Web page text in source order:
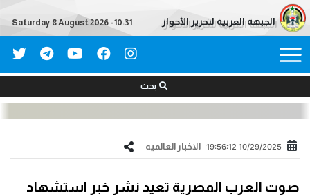
الجبهة العربية لتحرير الأحواز Saturday 8 August 2026 - 10:31
بحث
10/29/2025 19:56:12 الاخبار العالمیه
صوت العرب المصرية تعيد نشر خبر استشهاد